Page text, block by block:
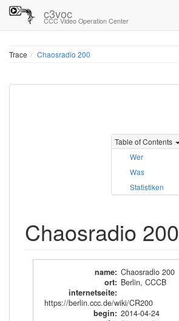
c3voc
CCC Video Operation Center
Trace Chaosradio 200
Table of Contents
Wer
Was
Statistiken
Chaosradio 200
name: Chaosradio 200
ort: Berlin, CCCB
internetseite:
https://berlin.ccc.de/wiki/CR200
begin: 2014-04-24